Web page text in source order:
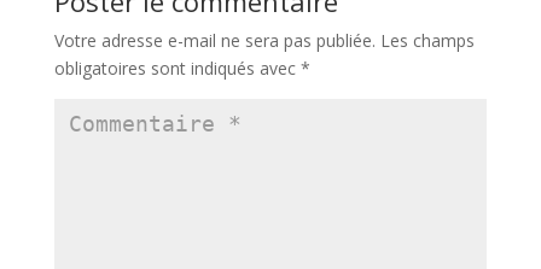
Votre adresse e-mail ne sera pas publiée. Les champs
obligatoires sont indiqués avec *